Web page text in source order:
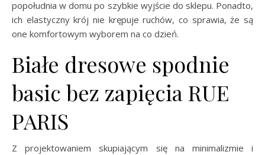
popołudnia w domu po szybkie wyjście do sklepu. Ponadto,
ich elastyczny krój nie krępuje ruchów, co sprawia, że są
one komfortowym wyborem na co dzień.
Białe dresowe spodnie
basic bez zapięcia RUE
PARIS
Z projektowaniem skupiającym się na minimalizmie i